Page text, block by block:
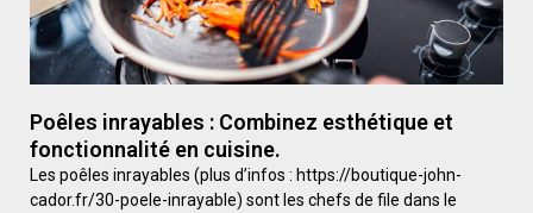
Poêles inrayables : Combinez esthétique et
fonctionnalité en cuisine.
Les poêles inrayables (plus d’infos : https://boutique-john-
cador.fr/30-poele-inrayable) sont les chefs de file dans le